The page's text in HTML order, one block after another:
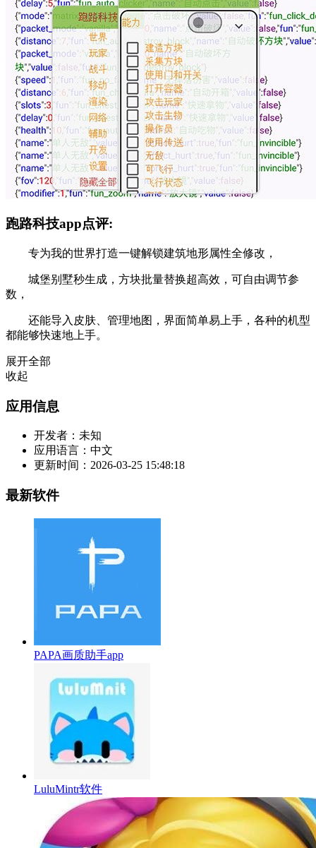
跑路科技app点评:
专为我的世界打造一键解锁建筑地形属性全修改，
城堡别墅秒生成，方块批量替换超高效，可自由调节参
数，
还能导入皮肤、管理地图，界面简单易上手，各种的机型
都能够快速地上手。
展开全部
收起
应用信息
开发者： 未知
应用语言： 中文
更新时间： 2026-03-25 15:48:18
最新软件
PAPA画质助手app
LuluMintr软件